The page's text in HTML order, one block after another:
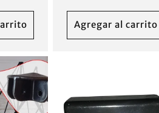
Agregar al carrito